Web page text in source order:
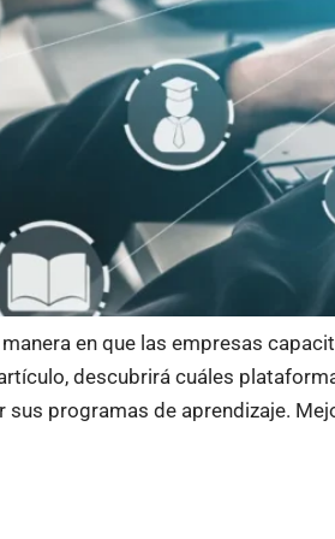
en que las empresas
descubrirá cuáles
programas de aprendizaje.